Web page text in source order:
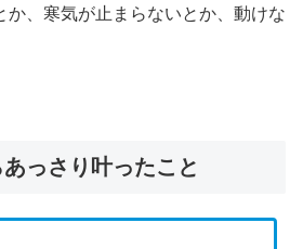
か、寒気が止まらないとか、動けな
っさり叶ったこと